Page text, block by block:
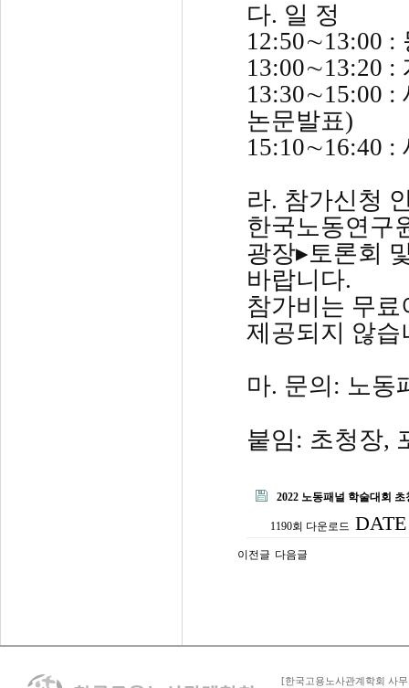
다. 일 정
12:50∼13:00 :
13:00∼13:20 :
13:30∼15:00 :
논문발표)
15:10∼16:40 :
라. 참가신청
한국노동연구
광장▸토론회
바랍니다.
참가비는 무
제공되지 않습
마. 문의: 노동
붙임: 초청장,
2022 노동패널 학술대회 초
1190회 다운로드
이전글 다음글
[한국고용노사관계학회 사